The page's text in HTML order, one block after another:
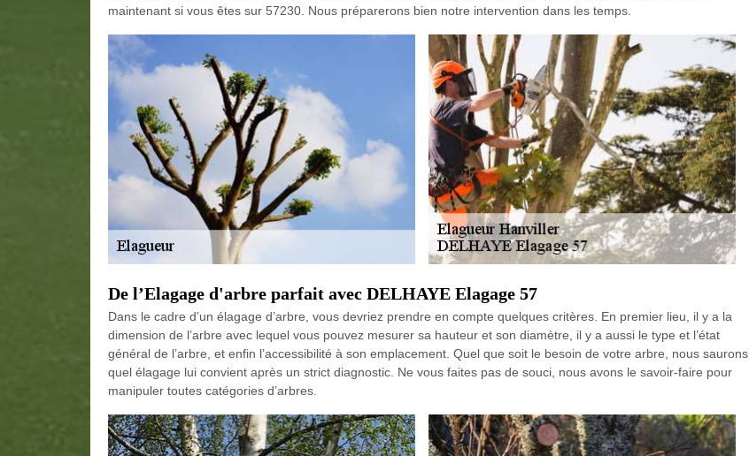
maintenant si vous êtes sur 57230. Nous préparerons bien notre intervention dans les temps.
De l’Elagage d'arbre parfait avec DELHAYE Elagage 57
Dans le cadre d’un élagage d’arbre, vous devriez prendre en compte quelques critères. En premier lieu, il y a la
dimension de l’arbre avec lequel vous pouvez mesurer sa hauteur et son diamètre, il y a aussi le type et l’état
général de l’arbre, et enfin l’accessibilité à son emplacement. Quel que soit le besoin de votre arbre, nous saurons
quel élagage lui convient après un strict diagnostic. Ne vous faites pas de souci, nous avons le savoir-faire pour
manipuler toutes catégories d’arbres.